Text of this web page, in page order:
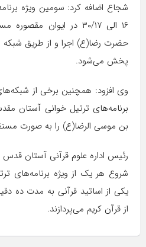
شجاع اضافه کرد: سومین ویژه
۱۶ الی ۳۰/۱۷ در ایوان
حضرت رضا(ع) اجرا و از طریق
پخش می‌شود.
وی افزود: همچنین برخی از
برنامه‌های ترتیل خوانی آستان
بن موسی الرضا(ع) را به صورت
رئیس اداره علوم قرآنی آستان
شروع هر یک از ویژه برنامه‌های
یکی از اساتید قرآنی به مدت ده
از قرآن کریم می‌پردازند.